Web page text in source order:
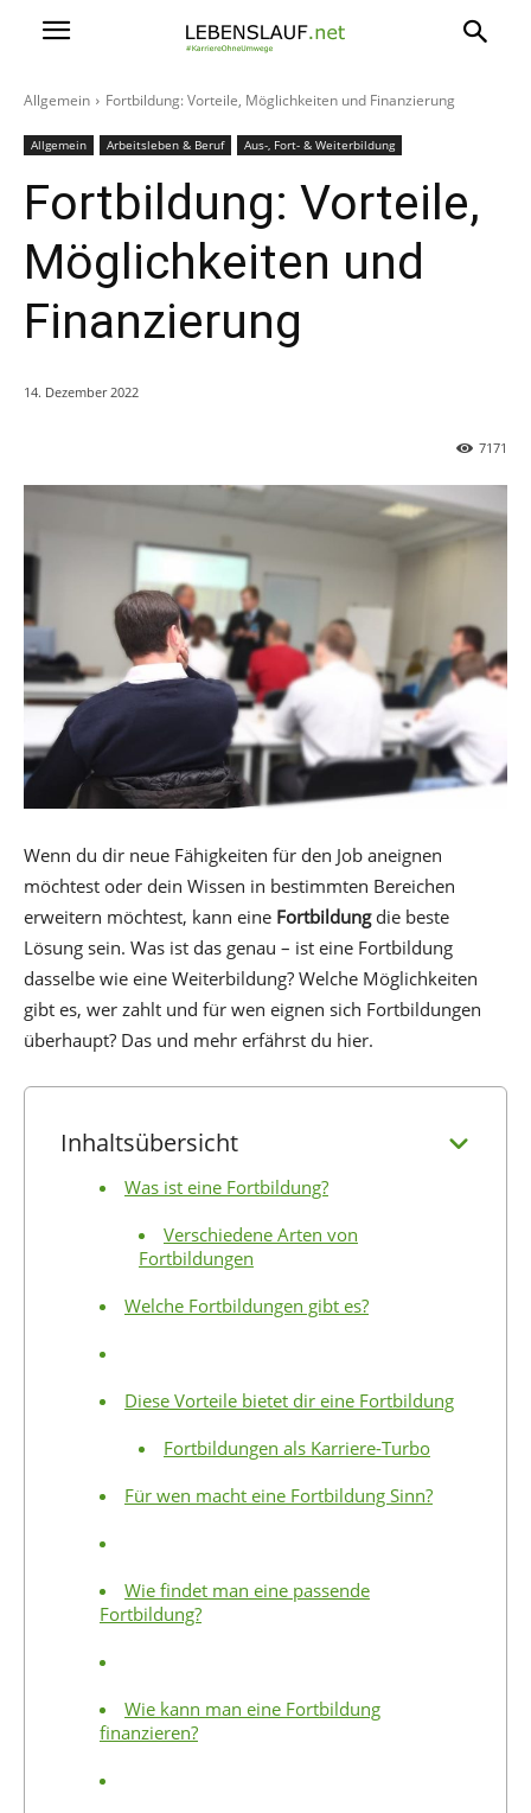
Allgemein Fortbildung: Vorteile, Möglichkeiten und Finanzierung
Allgemein Arbeitsleben & Beruf Aus-, Fort- & Weiterbildung
Fortbildung: Vorteile,
Möglichkeiten und
Finanzierung
14. Dezember 2022
7171
Wenn du dir neue Fähigkeiten für den Job aneignen
möchtest oder dein Wissen in bestimmten Bereichen
erweitern möchtest, kann eine Fortbildungdie beste
Lösung sein. Was ist das genau – ist eine Fortbildung
dasselbe wie eine Weiterbildung? Welche Möglichkeiten
gibt es, wer zahlt und für wen eignen sich Fortbildungen
überhaupt? Das und mehr erfährst du hier.
Inhaltsübersicht
Was ist eine Fortbildung?
Verschiedene Arten von
Fortbildungen
Welche Fortbildungen gibt es?
Diese Vorteile bietet dir eine Fortbildung
Fortbildungen als Karriere-Turbo
Für wen macht eine Fortbildung Sinn?
Wie findet man eine passende
Fortbildung?
Wie kann man eine Fortbildung
finanzieren?